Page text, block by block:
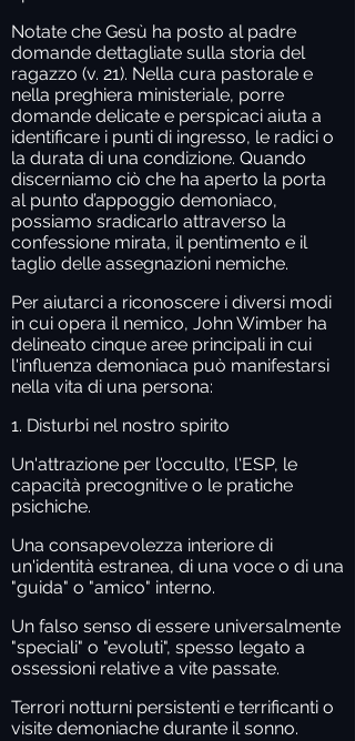
Notate che Gesù ha posto al padre
domande dettagliate sulla storia del
ragazzo (v. 21). Nella cura pastorale e
nella preghiera ministeriale, porre
domande delicate e perspicaci aiuta a
identificare i punti di ingresso, le radici o
la durata di una condizione. Quando
discerniamo ciò che ha aperto la porta
al punto d’appoggio demoniaco,
possiamo sradicarlo attraverso la
confessione mirata, il pentimento e il
taglio delle assegnazioni nemiche.
Per aiutarci a riconoscere i diversi modi
in cui opera il nemico, John Wimber ha
delineato cinque aree principali in cui
l'influenza demoniaca può manifestarsi
nella vita di una persona:
1. Disturbi nel nostro spirito
Un'attrazione per l'occulto, l'ESP, le
capacità precognitive o le pratiche
psichiche.
Una consapevolezza interiore di
un'identità estranea, di una voce o di una
"guida" o "amico" interno.
Un falso senso di essere universalmente
"speciali" o "evoluti", spesso legato a
ossessioni relative a vite passate.
Terrori notturni persistenti e terrificanti o
visite demoniache durante il sonno.